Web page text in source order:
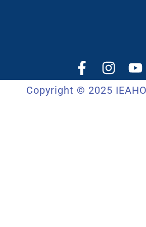
Copyright © 2025